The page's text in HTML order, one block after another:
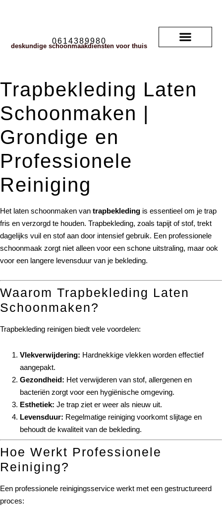
0614389980
deskundige schoonmaakdiensten voor thuis
Trapbekleding Laten
Schoonmaken |
Grondige en
Professionele
Reiniging
Het laten schoonmaken van trapbekleding is essentieel om je trap
fris en verzorgd te houden. Trapbekleding, zoals tapijt of stof, trekt
dagelijks vuil en stof aan door intensief gebruik. Een professionele
schoonmaak zorgt niet alleen voor een schone uitstraling, maar ook
voor een langere levensduur van je bekleding.
Waarom Trapbekleding Laten
Schoonmaken?
Trapbekleding reinigen biedt vele voordelen:
Vlekverwijdering: Hardnekkige vlekken worden effectief
aangepakt.
Gezondheid: Het verwijderen van stof, allergenen en
bacteriën zorgt voor een hygiënische omgeving.
Esthetiek: Je trap ziet er weer als nieuw uit.
Levensduur: Regelmatige reiniging voorkomt slijtage en
behoudt de kwaliteit van de bekleding.
Hoe Werkt Professionele
Reiniging?
Een professionele reinigingsservice werkt met een gestructureerd
proces: